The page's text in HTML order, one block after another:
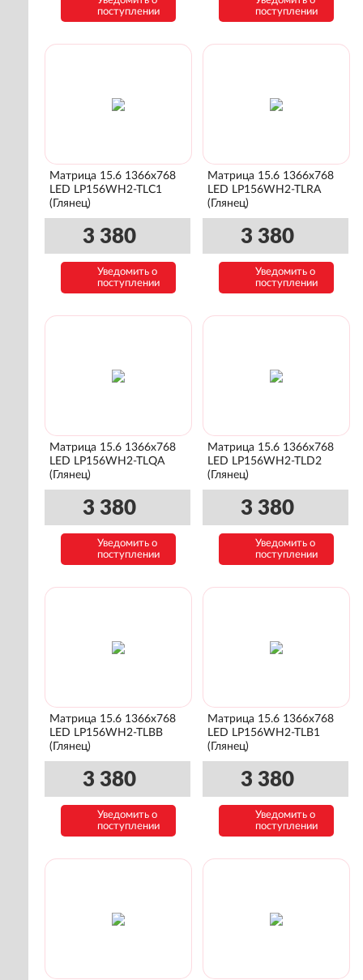
поступлении
поступлении
Матрица 15.6 1366x768
LED LP156WH2-TLC1
(Глянец)
3 380
Уведомить о
поступлении
Матрица 15.6 1366x768
LED LP156WH2-TLRA
(Глянец)
3 380
Уведомить о
поступлении
Матрица 15.6 1366x768
LED LP156WH2-TLQA
(Глянец)
3 380
Уведомить о
поступлении
Матрица 15.6 1366x768
LED LP156WH2-TLD2
(Глянец)
3 380
Уведомить о
поступлении
Матрица 15.6 1366x768
LED LP156WH2-TLBB
(Глянец)
3 380
Уведомить о
поступлении
Матрица 15.6 1366x768
LED LP156WH2-TLB1
(Глянец)
3 380
Уведомить о
поступлении